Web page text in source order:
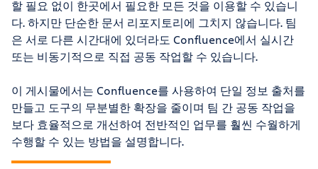
할 필요 없이 한곳에서 필요한 모든 것을 이용할 수 있습니
다. 하지만 단순한 문서 리포지토리에 그치지 않습니다. 팀
은 서로 다른 시간대에 있더라도 Confluence에서 실시간
또는 비동기적으로 직접 공동 작업할 수 있습니다.
이 게시물에서는 Confluence를 사용하여 단일 정보 출처를
만들고 도구의 무분별한 확장을 줄이며 팀 간 공동 작업을
보다 효율적으로 개선하여 전반적인 업무를 훨씬 수월하게
수행할 수 있는 방법을 설명합니다.